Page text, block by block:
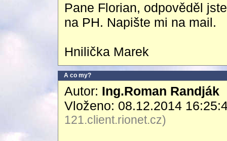
Pane Florian, odpověděl
na PH. Napište mi na mail.
Hnilička Marek
A co my?
Autor: Ing.Roman Randják
Vloženo: 08.12.2014
121.client.rionet.cz)